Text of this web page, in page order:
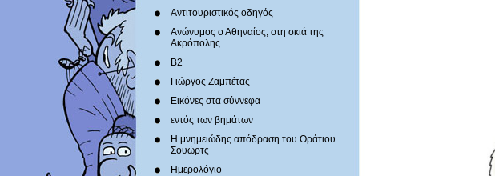
Αντιτουριστικός οδηγός
Ανώνυμος ο Αθηναίος, στη σκιά της
Ακρόπολης
Β2
Γιώργος Ζαμπέτας
Εικόνες στα σύννεφα
εντός των βημάτων
Η μνημειώδης απόδραση του Οράτιου
Σουώρτς
Ημερολόγιο